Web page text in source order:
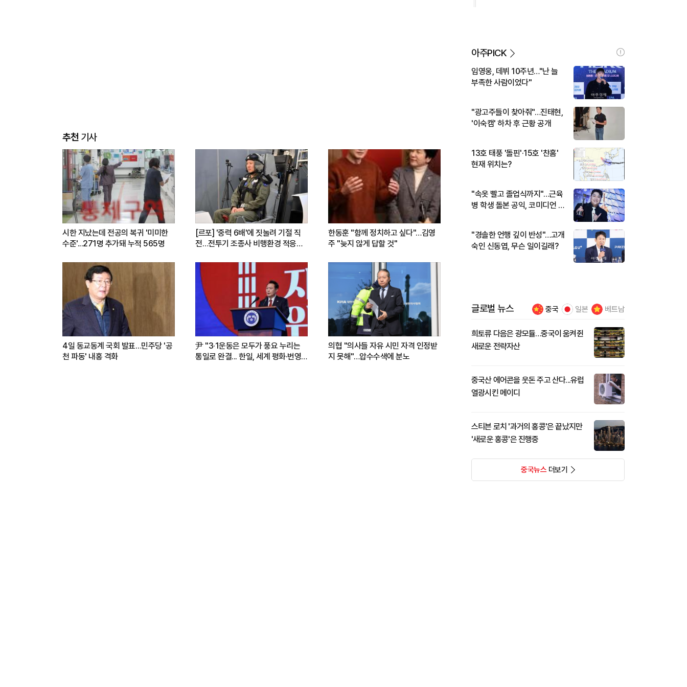
추천기사
시한 지났는데 전공의 복귀 '미미한
수준'...271명 추가돼 누적 565명
[르포] '중력 6배'에 짓눌려 기절 직
전…전투기 조종사 비행환경 적응훈
한동훈 "함께 정치하고 싶다"…김영
주 "늦지 않게 답할 것"
4일 동교동계 국회 발표…민주당 '공
천 파동' 내홍 격화
尹 "3·1운동은 모두가 풍요 누리는
통일로 완결... 한일, 세계 평화·번영
의협 "의사들 자유 시민 자격 인정받
지 못해"…압수수색에 분노
아주PICK
임영웅, 데뷔 10주년…"난 늘
부족한 사람이었다"
"광고주들이 찾아줘"…진태현,
'이숙캠' 하차 후 근황 공개
13호 태풍 '돌핀'·15호 '찬홈'
현재 위치는?
"속옷 빨고 졸업식까지"…근육
병 학생 돌본 공익, 코미디언 김
"경솔한 언행 깊이 반성"…고개
숙인 신동엽, 무슨 일이길래?
글로벌 뉴스 중국 일본 베트남
희토류 다음은 광모듈…중국이 움켜쥔
새로운 전략자산
중국산 에어콘을 웃돈 주고 산다...유럽
열광시킨 메이디
스티븐 로치 '과거의 홍콩'은 끝났지만
'새로운 홍콩'은 진행중
중국뉴스더보기